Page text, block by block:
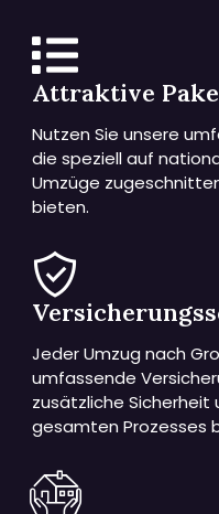
Attraktive
Nutzen Sie unsere
die speziell auf
Umzüge
bieten.
Jeder Umzug nach
umfassende
zusätzliche Sicherheit
gesamten Prozesses